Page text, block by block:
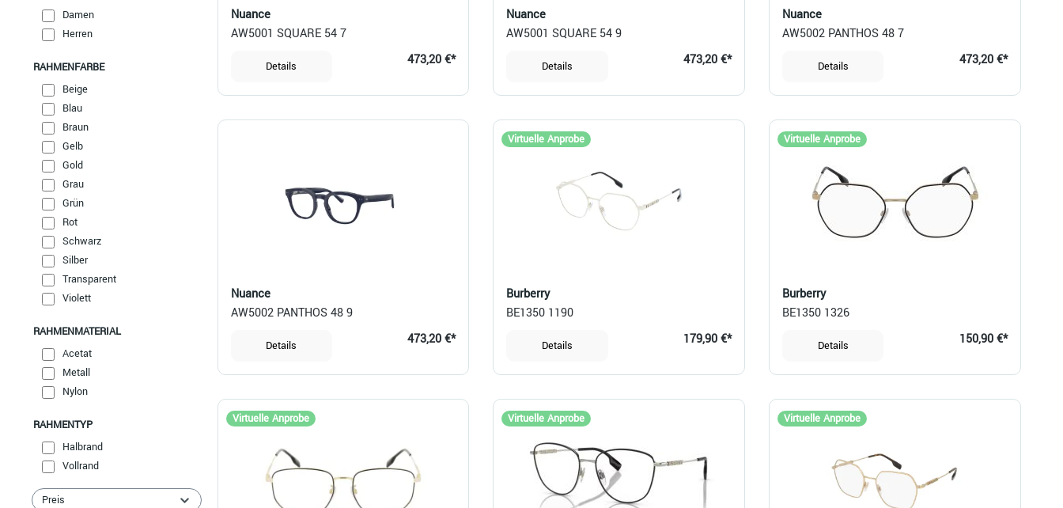
Damen
Herren
RAHMENFARBE
Beige
Blau
Braun
Gelb
Gold
Grau
Grün
Rot
Schwarz
Silber
Transparent
Violett
RAHMENMATERIAL
Acetat
Metall
Nylon
RAHMENTYP
Halbrand
Vollrand
Preis
Nuance
AW5001 SQUARE 54 7
Details 473,20 €*
Nuance
AW5001 SQUARE 54 9
Details 473,20 €*
Nuance
AW5002 PANTHOS 48 7
Details 473,20 €*
Nuance
AW5002 PANTHOS 48 9
Details 473,20 €*
Virtuelle Anprobe
Burberry
BE1350 1190
Details 179,90 €*
Virtuelle Anprobe
Burberry
BE1350 1326
Details 150,90 €*
Virtuelle Anprobe Virtuelle Anprobe Virtuelle Anprobe